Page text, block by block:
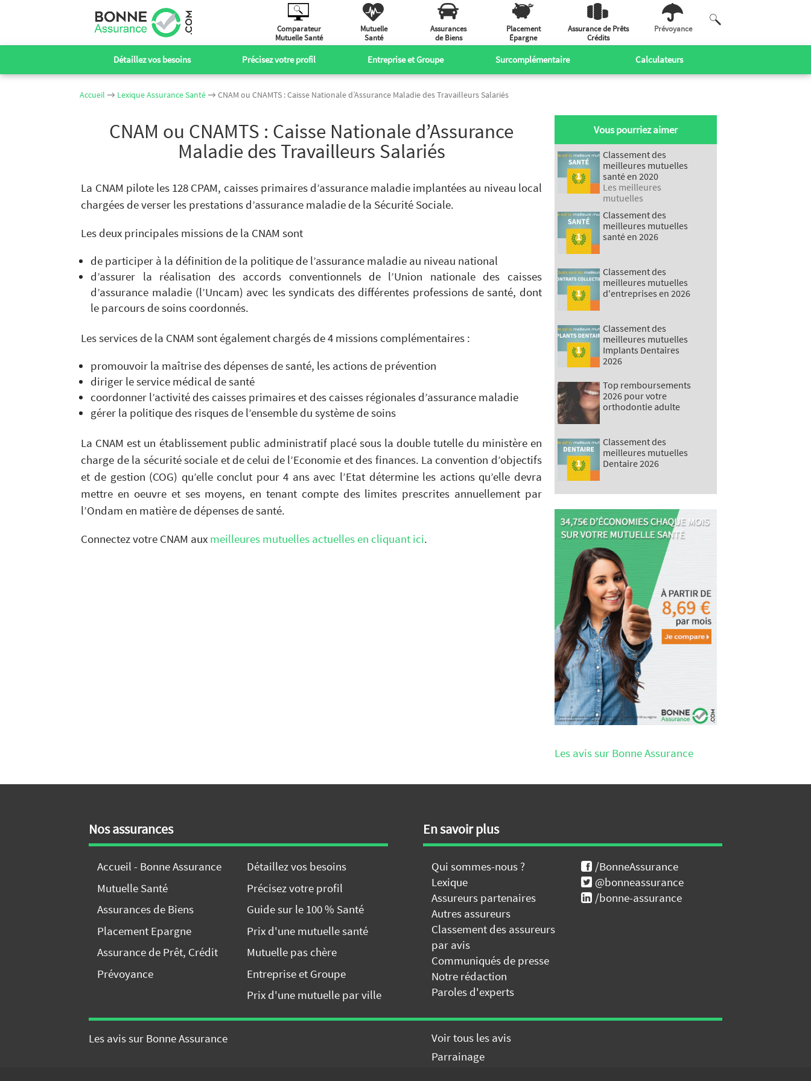
Comparateur
Mutuelle Santé
Mutuelle
Santé
Assurances
de Biens
Placement
Épargne
Assurance de Prêts
Crédits
Prévoyance
Détaillez vos besoins Précisez votre profil Entreprise et Groupe Surcomplémentaire Calculateurs
Accueil → Lexique Assurance Santé→ CNAM ou CNAMTS : Caisse Nationale d’Assurance Maladie des Travailleurs Salariés
CNAM ou CNAMTS : Caisse Nationale d’Assurance
Maladie des Travailleurs Salariés
La CNAM pilote les 128 CPAM, caisses primaires d’assurance maladie implantées au niveau local
chargées de verser les prestations d’assurance maladie de la Sécurité Sociale.
Les deux principales missions de la CNAM sont
de participer à la définition de la politique de l’assurance maladie au niveau national
d’assurer la réalisation des accords conventionnels de l’Union nationale des caisses
d’assurance maladie (l’Uncam) avec les syndicats des différentes professions de santé, dont
le parcours de soins coordonnés.
Les services de la CNAM sont également chargés de 4 missions complémentaires :
promouvoir la maîtrise des dépenses de santé, les actions de prévention
diriger le service médical de santé
coordonner l’activité des caisses primaires et des caisses régionales d’assurance maladie
gérer la politique des risques de l’ensemble du système de soins
La CNAM est un établissement public administratif placé sous la double tutelle du ministère en
charge de la sécurité sociale et de celui de l’Economie et des finances. La convention d’objectifs
et de gestion (COG) qu’elle conclut pour 4 ans avec l’Etat détermine les actions qu’elle devra
mettre en oeuvre et ses moyens, en tenant compte des limites prescrites annuellement par
l’Ondam en matière de dépenses de santé.
Connectez votre CNAM aux meilleures mutuelles actuelles en cliquant ici.
Vous pourriez aimer
Classement des
meilleures mutuelles
santé en 2020
Les meilleures
mutuelles
Classement des
meilleures mutuelles
santé en 2026
Classement des
meilleures mutuelles
d'entreprises en 2026
Classement des
meilleures mutuelles
Implants Dentaires
2026
Top remboursements
2026 pour votre
orthodontie adulte
Classement des
meilleures mutuelles
Dentaire 2026
Les avis sur Bonne Assurance
Nos assurances
Accueil - Bonne Assurance
Mutuelle Santé
Assurances de Biens
Placement Epargne
Assurance de Prêt, Crédit
Prévoyance
Détaillez vos besoins
Précisez votre profil
Guide sur le 100 % Santé
Prix d'une mutuelle santé
Mutuelle pas chère
Entreprise et Groupe
Prix d'une mutuelle par ville
En savoir plus
Qui sommes-nous ?
Lexique
Assureurs partenaires
Autres assureurs
Classement des assureurs
par avis
Communiqués de presse
Notre rédaction
Paroles d'experts
/BonneAssurance
@bonneassurance
/bonne-assurance
Les avis sur Bonne Assurance
Voir tous les avis
Parrainage
GRATUITEMENT